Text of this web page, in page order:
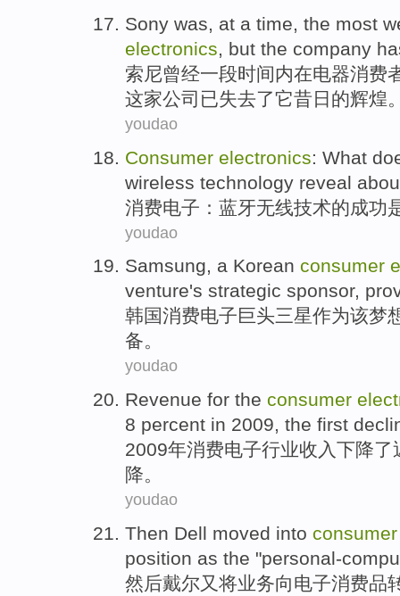
Sony was, at a time, the most
electronics, but the company
索尼曾经一段时间内在电器消费
这家公司 已失去了它昔日的辉煌
youdao
Consumer electronics: What
wireless technology reveal
消费电子 ： 蓝牙无线技术的成功
youdao
Samsung, a Korean consumer
venture's strategic sponsor,
韩国消费电子巨头三星作为该梦
备。
youdao
Revenue for the consumer
8 percent in 2009, the first
2009年消费电子行业收入下降了
降。
youdao
Then Dell moved into
position as the "personal-
然后戴尔又将业务向电子消费品